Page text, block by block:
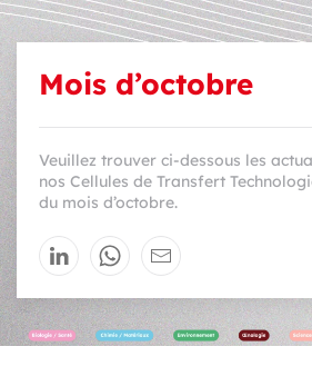
Mois d’octobre
Veuillez trouver ci-dessous les
nos Cellules de Transfert
du mois d’octobre.